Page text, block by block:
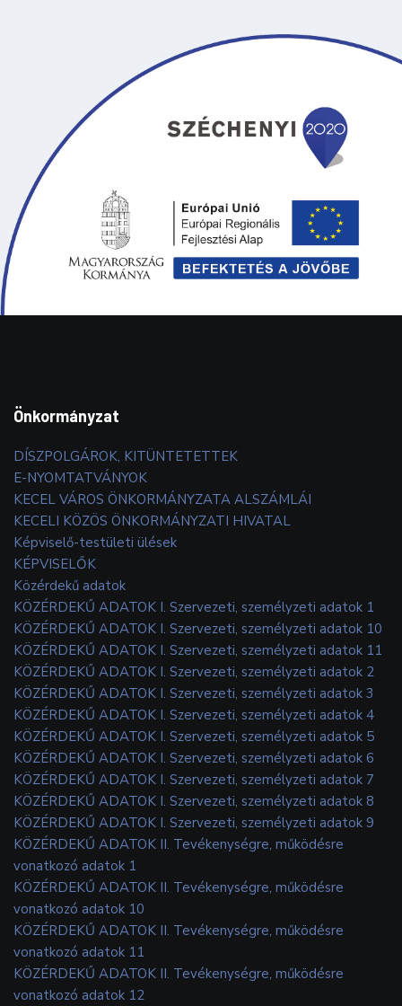
Önkormányzat
DÍSZPOLGÁROK, KITÜNTETETTEK
E-NYOMTATVÁNYOK
KECEL VÁROS ÖNKORMÁNYZATA ALSZÁMLÁI
KECELI KÖZÖS ÖNKORMÁNYZATI HIVATAL
Képviselő-testületi ülések
KÉPVISELŐK
Közérdekű adatok
KÖZÉRDEKŰ ADATOK I. Szervezeti, személyzeti adatok 1
KÖZÉRDEKŰ ADATOK I. Szervezeti, személyzeti adatok 10
KÖZÉRDEKŰ ADATOK I. Szervezeti, személyzeti adatok 11
KÖZÉRDEKŰ ADATOK I. Szervezeti, személyzeti adatok 2
KÖZÉRDEKŰ ADATOK I. Szervezeti, személyzeti adatok 3
KÖZÉRDEKŰ ADATOK I. Szervezeti, személyzeti adatok 4
KÖZÉRDEKŰ ADATOK I. Szervezeti, személyzeti adatok 5
KÖZÉRDEKŰ ADATOK I. Szervezeti, személyzeti adatok 6
KÖZÉRDEKŰ ADATOK I. Szervezeti, személyzeti adatok 7
KÖZÉRDEKŰ ADATOK I. Szervezeti, személyzeti adatok 8
KÖZÉRDEKŰ ADATOK I. Szervezeti, személyzeti adatok 9
KÖZÉRDEKŰ ADATOK II. Tevékenységre, működésre
vonatkozó adatok 1
KÖZÉRDEKŰ ADATOK II. Tevékenységre, működésre
vonatkozó adatok 10
KÖZÉRDEKŰ ADATOK II. Tevékenységre, működésre
vonatkozó adatok 11
KÖZÉRDEKŰ ADATOK II. Tevékenységre, működésre
vonatkozó adatok 12